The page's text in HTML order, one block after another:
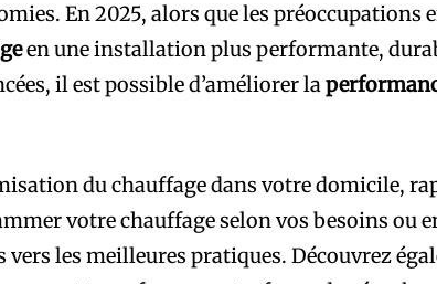
En 2025, alors que les
en une installation plus performante,
il est possible d’améliorer la
du chauffage dans votre domicile,
votre chauffage selon vos besoins ou
les meilleures pratiques. Découvrez